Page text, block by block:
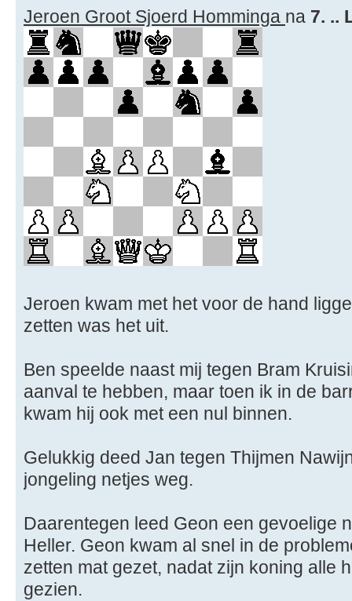
Jeroen Groot Sjoerd Homminga na 7. ..
Jeroen kwam met het voor de hand
zetten was het uit.
Ben speelde naast mij tegen Bram
aanval te hebben, maar toen ik in de
kwam hij ook met een nul binnen.
Gelukkig deed Jan tegen Thijmen
jongeling netjes weg.
Daarentegen leed Geon een gevoelige
Heller. Geon kwam al snel in de
zetten mat gezet, nadat zijn koning alle
gezien.